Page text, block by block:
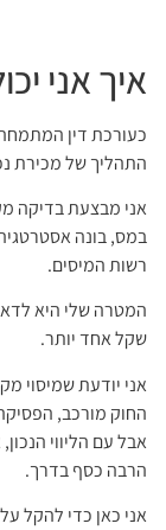
איך אני
כעורכת דין המתמחה
התהליך של מכירת
אני מבצעת בדיקה
במס, בונה
רשות המיסים.
המטרה שלי היא
שקל אחד יותר.
אני יודעת שמיסוי
החוק מורכב,
אבל עם הליווי
הרבה כסף בדרך.
אני כאן כדי להקל